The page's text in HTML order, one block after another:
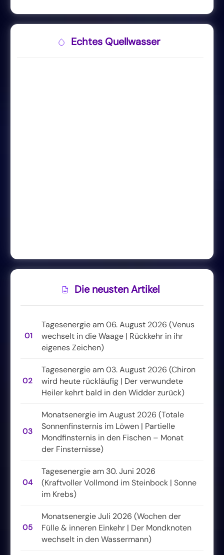
Echtes Quellwasser
Die neusten Artikel
01
Tagesenergie am 06. August 2026 (Venus
wechselt in die Waage | Rückkehr in ihr
eigenes Zeichen)
02
Tagesenergie am 03. August 2026 (Chiron
wird heute rückläufig | Der verwundete
Heiler kehrt bald in den Widder zurück)
03
Monatsenergie im August 2026 (Totale
Sonnenfinsternis im Löwen | Partielle
Mondfinsternis in den Fischen – Monat
der Finsternisse)
04
Tagesenergie am 30. Juni 2026
(Kraftvoller Vollmond im Steinbock | Sonne
im Krebs)
05
Monatsenergie Juli 2026 (Wochen der
Fülle & inneren Einkehr | Der Mondknoten
wechselt in den Wassermann)